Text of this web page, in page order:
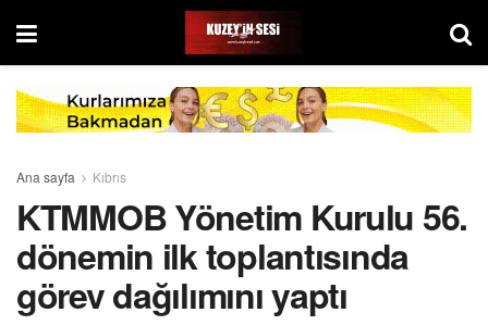
Ana sayfa Kıbrıs
KTMMOB Yönetim Kurulu 56.
dönemin ilk toplantısında
görev dağılımını yaptı